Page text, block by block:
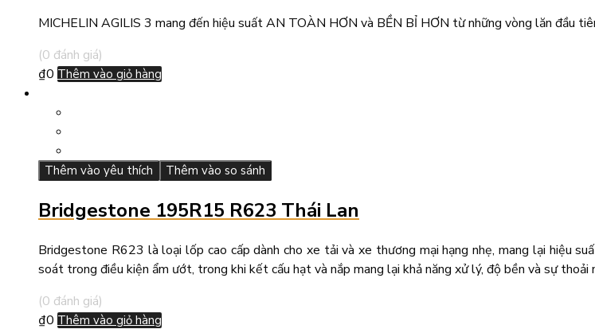
MICHELIN AGILIS 3 mang đến hiệu suất AN TOÀN HƠN và BỀN BỈ HƠN từ những vòng lăn đầu
(0 đánh giá)
₫0 Thêm vào giỏ hàng
Thêm vào yêu thích Thêm vào so sánh
Bridgestone 195R15 R623 Thái Lan
Bridgestone R623 là loại lốp cao cấp dành cho xe tải và xe thương mại hạng nhẹ, mang lại hiệu
soát trong điều kiện ẩm ướt, trong khi kết cấu hạt và nắp mang lại khả năng xử lý, độ bền và sự thoải
(0 đánh giá)
₫0 Thêm vào giỏ hàng